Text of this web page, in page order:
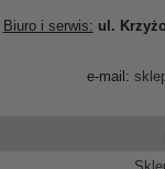
Biuro i serwis: ul.
e-mail: